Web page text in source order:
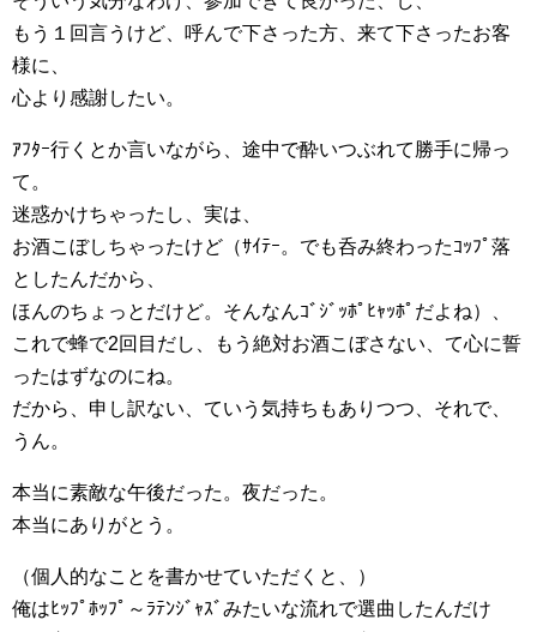
もう１回言うけど、呼んで下さった方、来て下さったお客
様に、
心より感謝したい。
ｱﾌﾀｰ行くとか言いながら、途中で酔いつぶれて勝手に帰っ
て。
迷惑かけちゃったし、実は、
お酒こぼしちゃったけど（ｻｲﾃｰ。でも呑み終わったｺｯﾌﾟ落
としたんだから、
ほんのちょっとだけど。そんなんｺﾞｼﾞｯﾎﾟﾋｬｯﾎﾟだよね）、
これで蜂で2回目だし、もう絶対お酒こぼさない、て心に誓
ったはずなのにね。
だから、申し訳ない、ていう気持ちもありつつ、それで、
うん。
本当に素敵な午後だった。夜だった。
本当にありがとう。
（個人的なことを書かせていただくと、）
俺はﾋｯﾌﾟﾎｯﾌﾟ～ﾗﾃﾝｼﾞｬｽﾞみたいな流れで選曲したんだけ